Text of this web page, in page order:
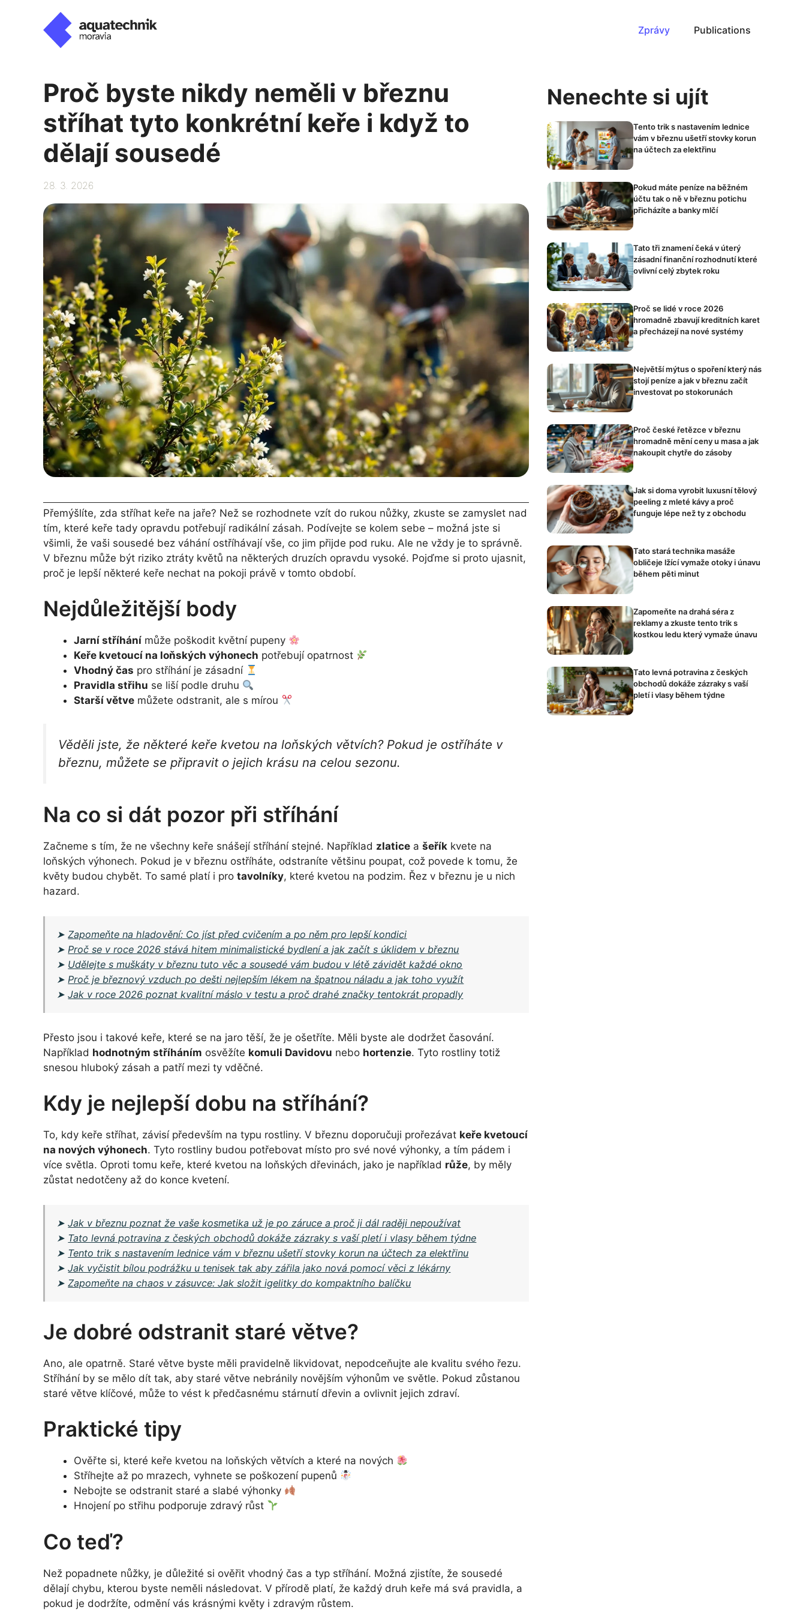
Zprávy Publications
Proč byste nikdy neměli v březnu
stříhat tyto konkrétní keře i když to
dělají sousedé
28. 3. 2026
Přemýšlíte, zda stříhat keře na jaře? Než se rozhodnete vzít do rukou nůžky, zkuste se zamyslet nad
tím, které keře tady opravdu potřebují radikální zásah. Podívejte se kolem sebe – možná jste si
všimli, že vaši sousedé bez váhání ostříhávají vše, co jim přijde pod ruku. Ale ne vždy je to správně.
V březnu může být riziko ztráty květů na některých druzích opravdu vysoké. Pojďme si proto ujasnit,
proč je lepší některé keře nechat na pokoji právě v tomto období.
Nejdůležitější body
Jarní stříhání může poškodit květní pupeny
Keře kvetoucí na loňských výhonech potřebují opatrnost
Vhodný čas pro stříhání je zásadní
Pravidla střihu se liší podle druhu
Starší větve můžete odstranit, ale s mírou
Věděli jste, že některé keře kvetou na loňských větvích? Pokud je ostříháte v
březnu, můžete se připravit o jejich krásu na celou sezonu.
Na co si dát pozor při stříhání
Začneme s tím, že ne všechny keře snášejí stříhání stejné. Například zlatice a šeřík kvete na
loňských výhonech. Pokud je v březnu ostříháte, odstraníte většinu poupat, což povede k tomu, že
květy budou chybět. To samé platí i pro tavolníky, které kvetou na podzim. Řez v březnu je u nich
hazard.
➤Zapomeňte na hladovění: Co jíst před cvičením a po něm pro lepší kondici
➤Proč se v roce 2026 stává hitem minimalistické bydlení a jak začít s úklidem v březnu
➤ Udělejte s muškáty v březnu tuto věc a sousedé vám budou v létě závidět každé okno
➤Proč je březnový vzduch po dešti nejlepším lékem na špatnou náladu a jak toho využít
➤Jak v roce 2026 poznat kvalitní máslo v testu a proč drahé značky tentokrát propadly
Přesto jsou i takové keře, které se na jaro těší, že je ošetříte. Měli byste ale dodržet časování.
Například hodnotným stříháním osvěžíte komuli Davidovu nebo hortenzie. Tyto rostliny totiž
snesou hluboký zásah a patří mezi ty vděčné.
Kdy je nejlepší dobu na stříhání?
To, kdy keře stříhat, závisí především na typu rostliny. V březnu doporučuji prořezávat keře kvetoucí
na nových výhonech. Tyto rostliny budou potřebovat místo pro své nové výhonky, a tím pádem i
více světla. Oproti tomu keře, které kvetou na loňských dřevinách, jako je například růže, by měly
zůstat nedotčeny až do konce kvetení.
➤Jak v březnu poznat že vaše kosmetika už je po záruce a proč ji dál raději nepoužívat
➤ Tato levná potravina z českých obchodů dokáže zázraky s vaší pletí i vlasy během týdne
➤ Tento trik s nastavením lednice vám v březnu ušetří stovky korun na účtech za elektřinu
➤Jak vyčistit bílou podrážku u tenisek tak aby zářila jako nová pomocí věci z lékárny
➤Zapomeňte na chaos v zásuvce: Jak složit igelitky do kompaktního balíčku
Je dobré odstranit staré větve?
Ano, ale opatrně. Staré větve byste měli pravidelně likvidovat, nepodceňujte ale kvalitu svého řezu.
Stříhání by se mělo dít tak, aby staré větve nebránily novějším výhonům ve světle. Pokud zůstanou
staré větve klíčové, může to vést k předčasnému stárnutí dřevin a ovlivnit jejich zdraví.
Praktické tipy
Ověřte si, které keře kvetou na loňských větvích a které na nových
Stříhejte až po mrazech, vyhnete se poškození pupenů
Nebojte se odstranit staré a slabé výhonky
Hnojení po střihu podporuje zdravý růst
Co teď?
Než popadnete nůžky, je důležité si ověřit vhodný čas a typ stříhání. Možná zjistíte, že sousedé
dělají chybu, kterou byste neměli následovat. V přírodě platí, že každý druh keře má svá pravidla, a
pokud je dodržíte, odmění vás krásnými květy i zdravým růstem.
Nenechte si ujít
Tento trik s nastavením lednice
vám v březnu ušetří stovky korun
na účtech za elektřinu
Pokud máte peníze na běžném
účtu tak o ně v březnu potichu
přicházíte a banky mlčí
Tato tři znamení čeká v úterý
zásadní finanční rozhodnutí které
ovlivní celý zbytek roku
Proč se lidé v roce 2026
hromadně zbavují kreditních karet
a přecházejí na nové systémy
Největší mýtus o spoření který nás
stojí peníze a jak v březnu začít
investovat po stokorunách
Proč české řetězce v březnu
hromadně mění ceny u masa a jak
nakoupit chytře do zásoby
Jak si doma vyrobit luxusní tělový
peeling z mleté kávy a proč
funguje lépe než ty z obchodu
Tato stará technika masáže
obličeje lžící vymaže otoky i únavu
během pěti minut
Zapomeňte na drahá séra z
reklamy a zkuste tento trik s
kostkou ledu který vymaže únavu
Tato levná potravina z českých
obchodů dokáže zázraky s vaší
pletí i vlasy během týdne